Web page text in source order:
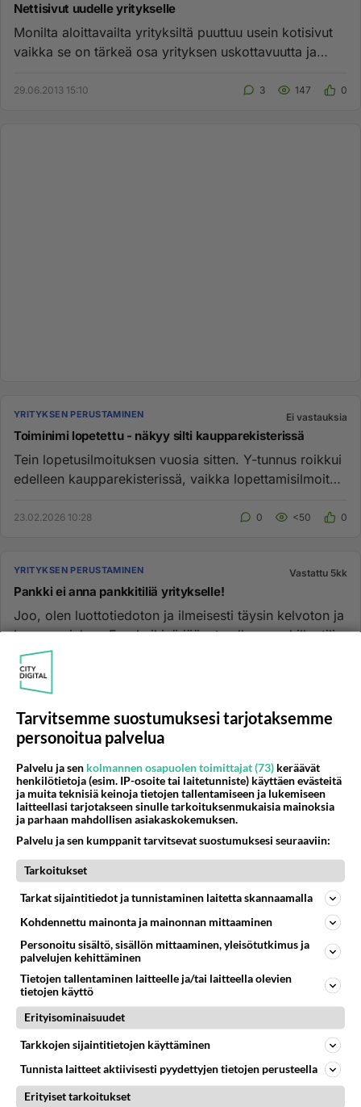
Nettisivut uudelle yritykselle
Monilta aloittavailta yrityksiltä puuttuu usein kotisivut
vaikka se on tärkeä osa yrityksen uskottavuutta ja
29.06.2013 15:10 3 147 0
YRITYKSEN PERUSTAMINEN Ei vastauksia
Toiminimi lopetettu - näkyy silti kaupparekisterissä
Tein lopetusilmoituksen vuosia sitten. Y-tunnus roikkui
edelleen kaupparekisterissä, vaikka lopettamisilmoitus
23.02.2026 10:28 0 <50 0
YRITYKSEN PERUSTAMINEN Vastattu 5kk
Pankki ei anna pankkitiliä yritykselle!
Joo, olen luottotiedoton ja ilmeisesti täysin kelvoton ja
huono asiakas. En ole ikinä jäänyt velkaa pankille, tili
ei ol...
25.02.2013 15:07
YRITYKSEN PERUSTAMINEN
Mobiilisovelluksen teko, no code kehitys?
Hei! Minulla on ollut jo hetken sovellusidea mielessä,
mutta suurin ongelma on sovelluksen kehitys. Osaan
itse koodata ...
25.09.2024 12:24
YRITYKSEN PERUSTAMINEN Vastattu 1v
Suomeen markkinoivat virolaisyritykset rikollisten
firmoja?
Huolestuttava uutinen, minäkin olen asioinut virolaisen
yrityksen kanssa, joka on ihan suomalainen, mutta
osoite on viro...
07.10.2024 20:35
YRITYKSEN PERUSTAMINEN Ei vastauksia
Uusi yritys lempinimillä
Tutun pariskunnan firma meni konkurssiin ja nyt he
Tarvitsemme suostumuksesi tarjotaksemme
personoitua palvelua
Palvelu ja sen kolmannen osapuolen toimittajat (73) keräävät
henkilötietoja (esim. IP-osoite tai laitetunniste) käyttäen evästeitä
ja muita teknisiä keinoja tietojen tallentamiseen ja lukemiseen
laitteellasi tarjotakseen sinulle tarkoituksenmukaisia mainoksia
ja parhaan mahdollisen asiakaskokemuksen.
Palvelu ja sen kumppanit tarvitsevat suostumuksesi seuraaviin:
Tarkoitukset
Tarkat sijaintitiedot ja tunnistaminen laitetta skannaamalla
Kohdennettu mainonta ja mainonnan mittaaminen
Personoitu sisältö, sisällön mittaaminen, yleisötutkimus ja
palvelujen kehittäminen
Tietojen tallentaminen laitteelle ja/tai laitteella olevien
tietojen käyttö
Erityisominaisuudet
Tarkkojen sijaintitietojen käyttäminen
Tunnista laitteet aktiivisesti pyydettyjen tietojen perusteella
Erityiset tarkoitukset